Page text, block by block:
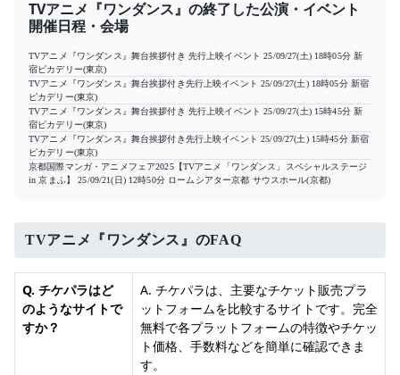
TVアニメ『ワンダンス』の終了した公演・イベント
開催日程・会場
TVアニメ『ワンダンス』舞台挨拶付き 先行上映イベント 25/09/27(土) 18時05分 新
宿ピカデリー(東京)
TVアニメ『ワンダンス』舞台挨拶付き先行上映イベント 25/09/27(土) 18時05分 新宿
ピカデリー(東京)
TVアニメ『ワンダンス』舞台挨拶付き 先行上映イベント 25/09/27(土) 15時45分 新
宿ピカデリー(東京)
TVアニメ『ワンダンス』舞台挨拶付き先行上映イベント 25/09/27(土) 15時45分 新宿
ピカデリー(東京)
京都国際マンガ・アニメフェア2025【TVアニメ「ワンダンス」スペシャルステージ
in 京まふ】
25/09/21(日) 12時50分 ロームシアター京都 サウスホール(京都)
TVアニメ『ワンダンス』のFAQ
Q. チケパラはど
のようなサイトで
すか？
A. チケパラは、主要なチケット販売プラ
ットフォームを比較するサイトです。完全
無料で各プラットフォームの特徴やチケッ
ト価格、手数料などを簡単に確認できま
す。